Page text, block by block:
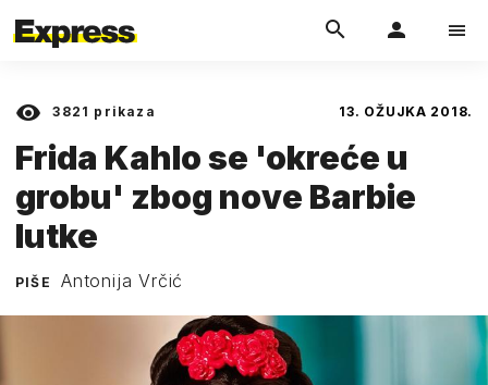
3821 prikaza 13. OŽUJKA 2018.
Frida Kahlo se 'okreće u
grobu' zbog nove Barbie
lutke
PIŠE Antonija Vrčić